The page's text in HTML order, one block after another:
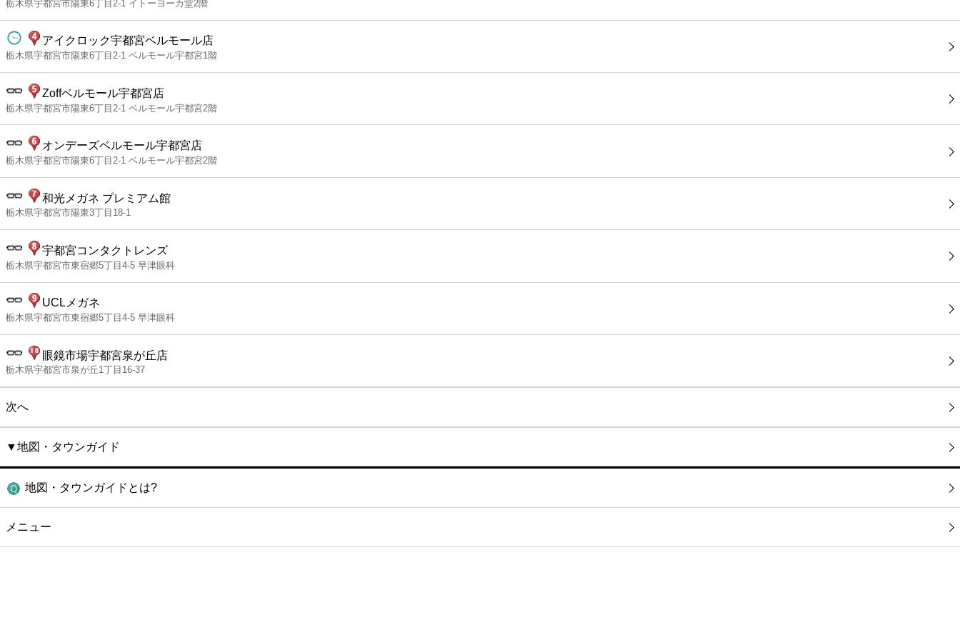
栃木県宇都宮市陽東6丁目2-1 イトーヨーカ堂2階
アイクロック宇都宮ベルモール店
栃木県宇都宮市陽東6丁目2-1 ベルモール宇都宮1階
Zoffベルモール宇都宮店
栃木県宇都宮市陽東6丁目2-1 ベルモール宇都宮2階
オンデーズベルモール宇都宮店
栃木県宇都宮市陽東6丁目2-1 ベルモール宇都宮2階
和光メガネ プレミアム館
栃木県宇都宮市陽東3丁目18-1
宇都宮コンタクトレンズ
栃木県宇都宮市東宿郷5丁目4-5 早津眼科
UCLメガネ
栃木県宇都宮市東宿郷5丁目4-5 早津眼科
眼鏡市場宇都宮泉が丘店
栃木県宇都宮市泉が丘1丁目16-37
次へ
▼地図・タウンガイド
地図・タウンガイドとは?
メニュー